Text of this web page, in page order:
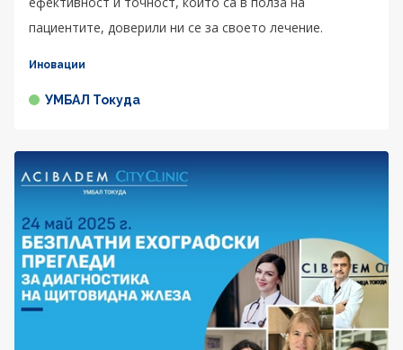
пациентите, доверили ни се за своето лечение.
Иновации
УМБАЛ Токуда